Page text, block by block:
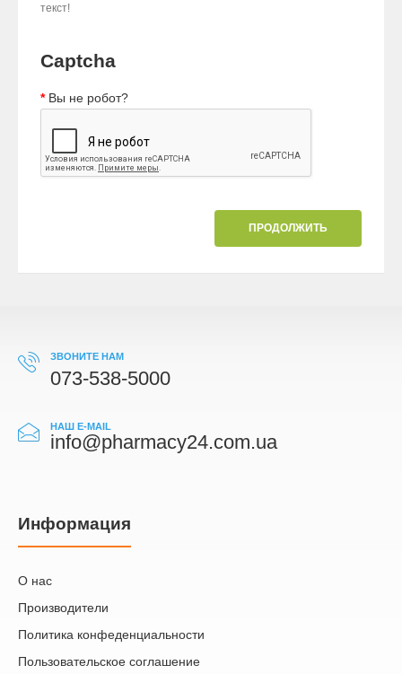
текст!
Captcha
Вы не робот?
ПРОДОЛЖИТЬ
ЗВОНИТЕ НАМ
073-538-5000
НАШ E-MAIL
info@pharmacy24.com.ua
Информация
О нас
Производители
Политика конфеденциальности
Пользовательское соглашение